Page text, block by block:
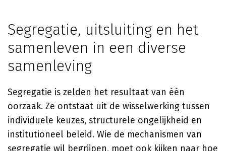
Segregatie, uitsluiting en het
samenleven in een diverse
samenleving
Segregatie is zelden het resultaat van één
oorzaak. Ze ontstaat uit de wisselwerking tussen
individuele keuzes, structurele ongelijkheid en
institutioneel beleid. Wie de mechanismen van
segregatie wil begrijpen, moet ook kijken naar hoe